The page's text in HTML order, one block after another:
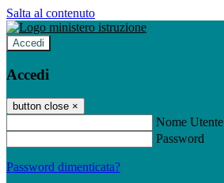
Salta al contenuto
Accedi
Accedi
button close ×
Nome Utente
Password
Password dimenticata?